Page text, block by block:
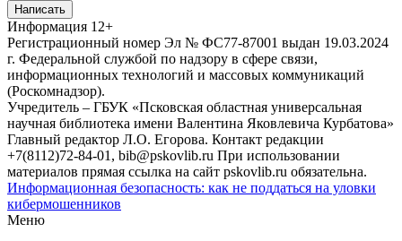
Написать
Информация 12+
Регистрационный номер Эл № ФС77-87001 выдан 19.03.2024
г. Федеральной службой по надзору в сфере связи,
информационных технологий и массовых коммуникаций
(Роскомнадзор).
Учредитель – ГБУК «Псковская областная универсальная
научная библиотека имени Валентина Яковлевича Курбатова»
Главный редактор Л.О. Егорова. Контакт редакции
+7(8112)72-84-01, bib@pskovlib.ru При использовании
материалов прямая ссылка на сайт pskovlib.ru обязательна.
Информационная безопасность: как не поддаться на уловки
кибермошенников
Меню